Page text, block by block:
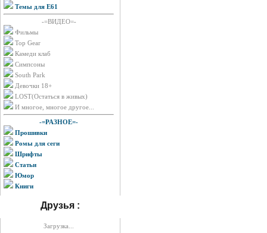
Темы для E61
-=ВИДЕО=-
Фильмы
Top Gear
Камеди клаб
Симпсоны
South Park
Девочки 18+
LOST(Остаться в живых)
И многое, многое другое...
-=РАЗНОЕ=-
Прошивки
Ромы для сеги
Шрифты
Статьи
Юмор
Книги
Друзья :
Загрузка...